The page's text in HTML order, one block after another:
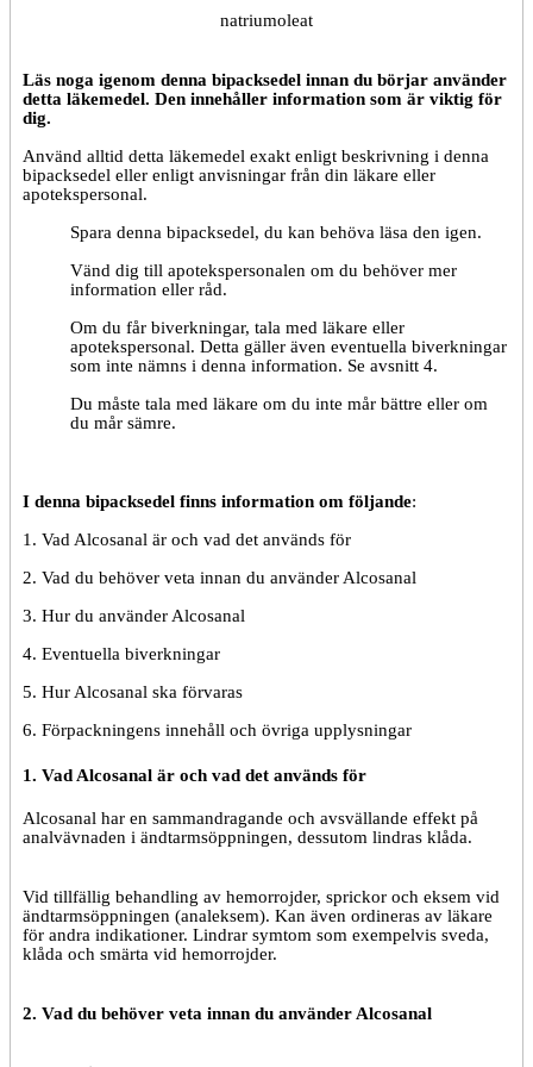
natriumoleat
Läs noga igenom denna bipacksedel innan du börjar använder
detta läkemedel. Den innehåller information som är viktig för
dig.
Använd alltid detta läkemedel exakt enligt beskrivning i denna
bipacksedel eller enligt anvisningar från din läkare eller
apotekspersonal.
Spara denna bipacksedel, du kan behöva läsa den igen.
Vänd dig till apotekspersonalen om du behöver mer
information eller råd.
Om du får biverkningar, tala med läkare eller
apotekspersonal. Detta gäller även eventuella biverkningar
som inte nämns i denna information. Se avsnitt 4.
Du måste tala med läkare om du inte mår bättre eller om
du mår sämre.
I denna bipacksedel finns information om följande:
1. Vad Alcosanal är och vad det används för
2. Vad du behöver veta innan du använder Alcosanal
3. Hur du använder Alcosanal
4. Eventuella biverkningar
5. Hur Alcosanal ska förvaras
6. Förpackningens innehåll och övriga upplysningar
1. Vad Alcosanal är och vad det används för
Alcosanal har en sammandragande och avsvällande effekt på
analvävnaden i ändtarmsöppningen, dessutom lindras klåda.
Vid tillfällig behandling av hemorrojder, sprickor och eksem vid
ändtarmsöppningen (analeksem). Kan även ordineras av läkare
för andra indikationer. Lindrar symtom som exempelvis sveda,
klåda och smärta vid hemorrojder.
2. Vad du behöver veta innan du använder Alcosanal